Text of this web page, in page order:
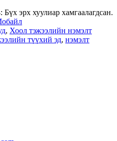
эрх хуулиар хамгаалагдсан.
, Хоол тэжээлийн нэмэлт
түүхий эд, нэмэлт